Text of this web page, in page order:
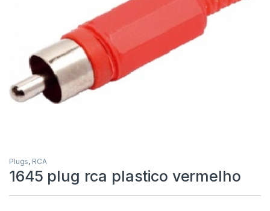
Plugs, RCA
1645 plug rca plastico vermelho